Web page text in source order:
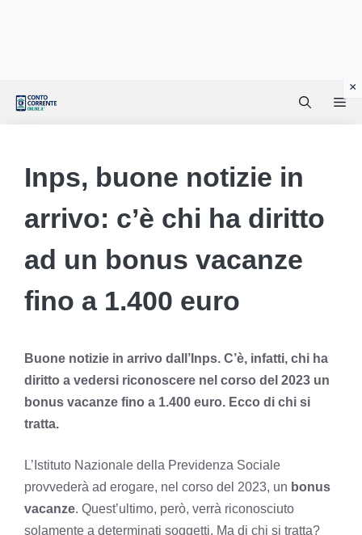
Inps, buone notizie in
arrivo: c’è chi ha diritto
ad un bonus vacanze
fino a 1.400 euro
Buone notizie in arrivo dall’Inps. C’è, infatti, chi ha
diritto a vedersi riconoscere nel corso del 2023 un
bonus vacanze fino a 1.400 euro. Ecco di chi si
tratta.
L’Istituto Nazionale della Previdenza Sociale
provvederà ad erogare, nel corso del 2023, un bonus
vacanze. Quest’ultimo, però, verrà riconosciuto
solamente a determinati soggetti. Ma di chi si tratta?